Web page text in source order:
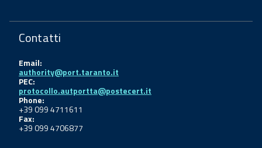
Contatti
Email:
authority@port.taranto.it
PEC:
protocollo.autportta@postecert.it
Phone:
+39 099 4711611
Fax:
+39 099 4706877